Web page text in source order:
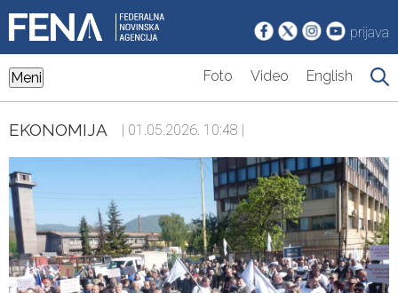
prijava
Meni Foto Video English
EKONOMIJA | 01.05.2026. 10:48 |